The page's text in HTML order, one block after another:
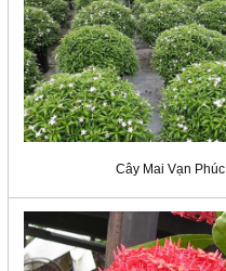
Cây Mai Vạn Phúc